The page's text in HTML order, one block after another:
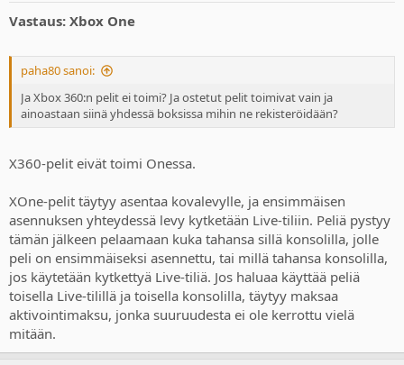
Vastaus: Xbox One
paha80 sanoi:
Ja Xbox 360:n pelit ei toimi? Ja ostetut pelit toimivat vain ja
ainoastaan siinä yhdessä boksissa mihin ne rekisteröidään?
X360-pelit eivät toimi Onessa.
XOne-pelit täytyy asentaa kovalevylle, ja ensimmäisen
asennuksen yhteydessä levy kytketään Live-tiliin. Peliä pystyy
tämän jälkeen pelaamaan kuka tahansa sillä konsolilla, jolle
peli on ensimmäiseksi asennettu, tai millä tahansa konsolilla,
jos käytetään kytkettyä Live-tiliä. Jos haluaa käyttää peliä
toisella Live-tilillä ja toisella konsolilla, täytyy maksaa
aktivointimaksu, jonka suuruudesta ei ole kerrottu vielä
mitään.